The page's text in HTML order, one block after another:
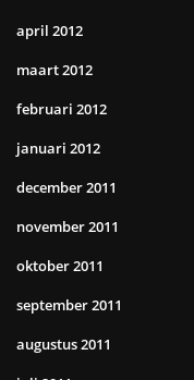
april 2012
maart 2012
februari 2012
januari 2012
december 2011
november 2011
oktober 2011
september 2011
augustus 2011